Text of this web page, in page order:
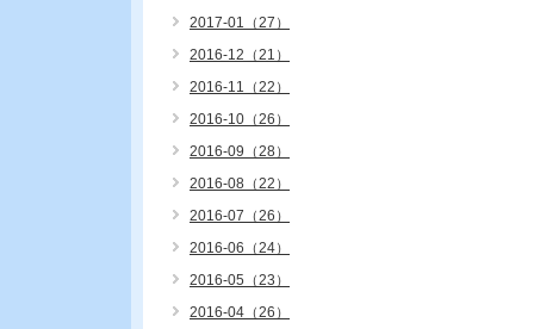
2017-01（27）
2016-12（21）
2016-11（22）
2016-10（26）
2016-09（28）
2016-08（22）
2016-07（26）
2016-06（24）
2016-05（23）
2016-04（26）